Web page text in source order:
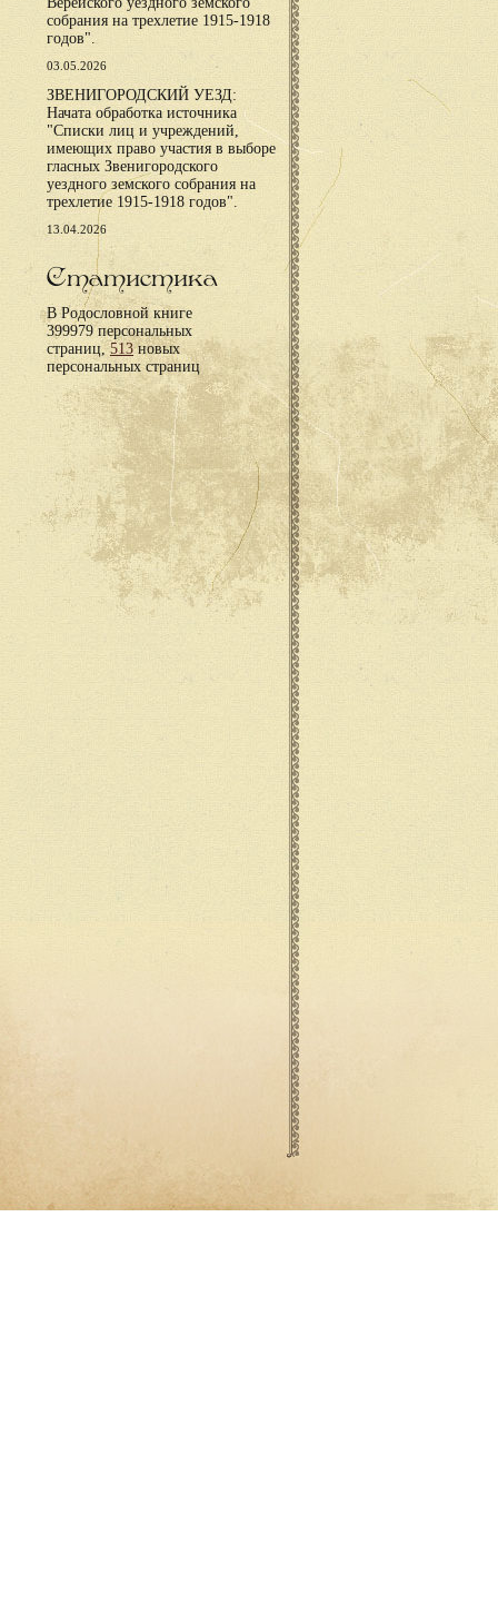
собрания на трехлетие 1915-1918
годов".
03.05.2026
ЗВЕНИГОРОДСКИЙ УЕЗД:
Начата обработка источника
"Списки лиц и учреждений,
имеющих право участия в выборе
гласных Звенигородского
уездного земского собрания на
трехлетие 1915-1918 годов".
13.04.2026
Статистика
В Родословной книге
399979 персональных
страниц,513новых
персональных страниц